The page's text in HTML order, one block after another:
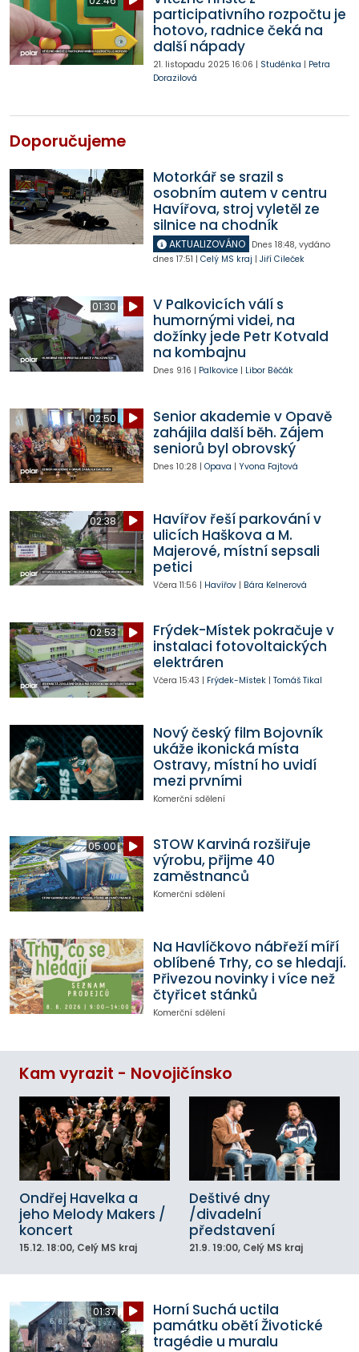
participativního rozpočtu je
hotovo, radnice čeká na
další nápady
21. listopadu 2025 16:06 | Studénka | Petra
Dorazilová
Doporučujeme
Motorkář se srazil s
osobním autem v centru
Havířova, stroj vyletěl ze
silnice na chodník
AKTUALIZOVÁNO Dnes 18:48, vydáno
dnes 17:51 | Celý MS kraj | Jiří Cileček
01:30
V Palkovicích válí s
humornými videi, na
dožínky jede Petr Kotvald
na kombajnu
Dnes 9:16 | Palkovice| Libor Běčák
02:50
Senior akademie v Opavě
zahájila další běh. Zájem
seniorů byl obrovský
Dnes 10:28 | Opava | Yvona Fajtová
02:38
Havířov řeší parkování v
ulicích Haškova a M.
Majerové, místní sepsali
petici
Včera 11:56 | Havířov| Bára Kelnerová
02:53
Frýdek-Místek pokračuje v
instalaci fotovoltaických
elektráren
Včera 15:43 | Frýdek-Místek| Tomáš Tikal
Nový český film Bojovník
ukáže ikonická místa
Ostravy, místní ho uvidí
mezi prvními
Komerční sdělení
05:00
STOW Karviná rozšiřuje
výrobu, přijme 40
zaměstnanců
Komerční sdělení
Na Havlíčkovo nábřeží míří
oblíbené Trhy, co se hledají.
Přivezou novinky i více než
čtyřicet stánků
Komerční sdělení
Kam vyrazit - Novojičínsko
Ondřej Havelka a
jeho Melody Makers /
koncert
15.12. 18:00, Celý MS kraj
Deštivé dny
/divadelní
představení
21.9. 19:00, Celý MS kraj
01:37
Horní Suchá uctila
památku obětí Životické
tragédie u muralu